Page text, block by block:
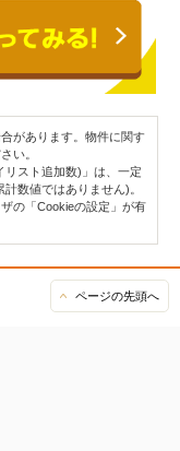
があります。物件に関す
い。
スト追加数)」は、一定
数値ではありません)。
の「Cookieの設定」が有
ページの先頭へ